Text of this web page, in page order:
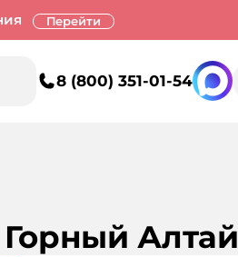
Перейти
8 (800) 351-01-54
Алтай